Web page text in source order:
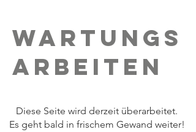
WARTUNGS
ARBEITEN
Your Confidence
Diese Seite wird derzeit überarbeitet.
Es geht bald in frischem Gewand weiter!